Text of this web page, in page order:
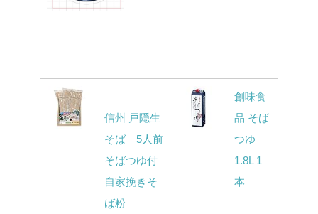
信州 戸隠生
そば 5人前
そばつゆ付
自家挽きそ
ば粉
創味食
品 そば
つゆ
1.8L 1
本